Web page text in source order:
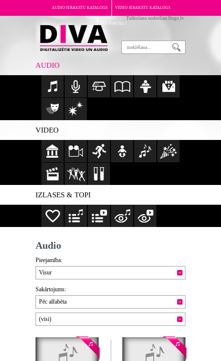
AUDIO IERAKSTU KATALOGS VIDEO IERAKSTU KATALOGS
PAR PORTĀLU
Tulkošanu nodrošina Hugo.lv
AUDIO
VIDEO
IZLASES & TOPI
Audio
Pieejamība:
Visur
Sakārtojums:
Pēc alfabēta
(visi)